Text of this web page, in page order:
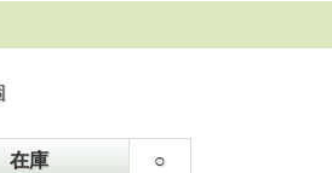
法・色・重さなどの違いはご容
在庫 ○